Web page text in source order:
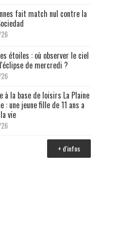
fait match nul contre la
étoiles : où observer le ciel
de mercredi ?
à la base de loisirs La Plaine
: une jeune fille de 11 ans a
vie
+ d'infos